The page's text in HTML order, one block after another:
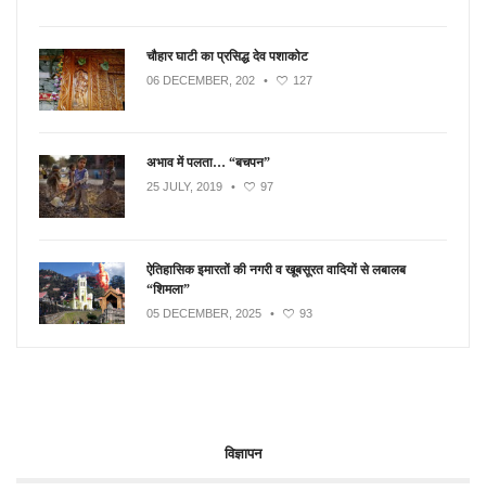
चौहार घाटी का प्रसिद्ध देव पशाकोट
06 DECEMBER, 202 • 127
अभाव में पलता… “बचपन”
25 JULY, 2019 • 97
ऐतिहासिक इमारतों की नगरी व खूबसूरत वादियों से लबालब
“शिमला”
05 DECEMBER, 2025 • 93
विज्ञापन